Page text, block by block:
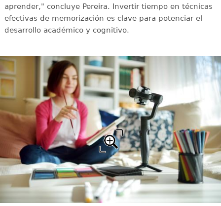
aprender," concluye Pereira. Invertir tiempo en técnicas
efectivas de memorización es clave para potenciar el
desarrollo académico y cognitivo.